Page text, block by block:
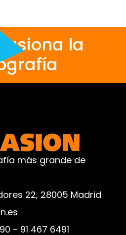
la
más grande de
22, 28005 Madrid
- 91 467 6491